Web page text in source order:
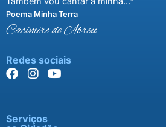
Poema Minha Terra
Casimiro de Abreu
Redes sociais
Serviços